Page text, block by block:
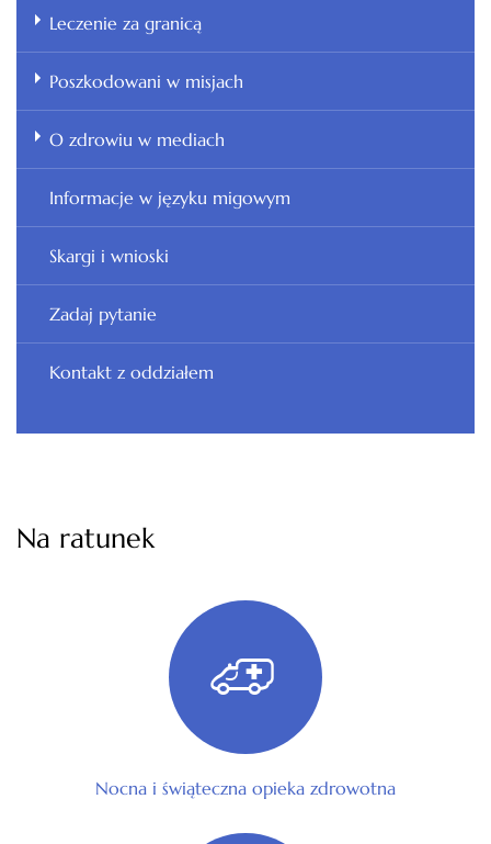
Leczenie za granicą
Poszkodowani w misjach
O zdrowiu w mediach
Informacje w języku migowym
Skargi i wnioski
Zadaj pytanie
Kontakt z oddziałem
Na ratunek
Nocna i świąteczna opieka zdrowotna